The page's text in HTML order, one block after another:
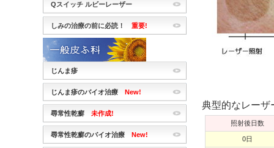
典型的なレーザ
照射後日数
0日
Qスイッチ ルビーレーザー
しみの治療の前に必読！ 重要!
じんま疹
じんま疹のバイオ治療 New!
尋常性乾癬 未作成!
尋常性乾癬のバイオ治療 New!